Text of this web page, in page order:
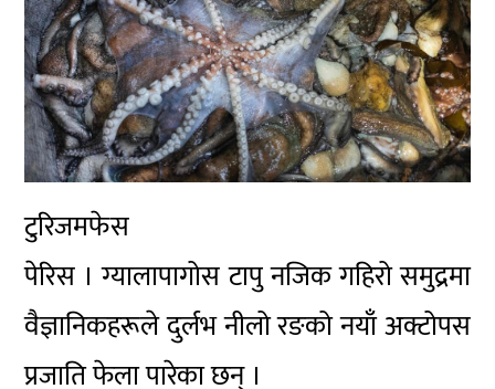
टुरिजमफेस
पेरिस । ग्यालापागोस टापु नजिक गहिरो समुद्रमा
वैज्ञानिकहरूले दुर्लभ नीलो रङको नयाँ अक्टोपस
प्रजाति फेला पारेका छन् ।